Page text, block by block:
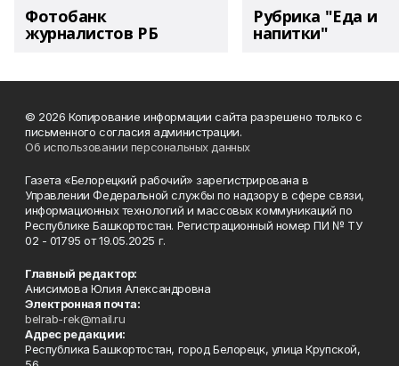
Фотобанк
журналистов РБ
Рубрика "Еда и
напитки"
© 2026 Копирование информации сайта разрешено только с
письменного согласия администрации.
Об использовании персональных данных
Газета «Белорецкий рабочий» зарегистрирована в
Управлении Федеральной службы по надзору в сфере связи,
информационных технологий и массовых коммуникаций по
Республике Башкортостан. Регистрационный номер ПИ № ТУ
02 - 01795 от 19.05.2025 г.
Главный редактор:
Анисимова Юлия Александровна
Электронная почта:
belrab-rek@mail.ru
Адрес редакции:
Республика Башкортостан, город Белорецк, улица Крупской,